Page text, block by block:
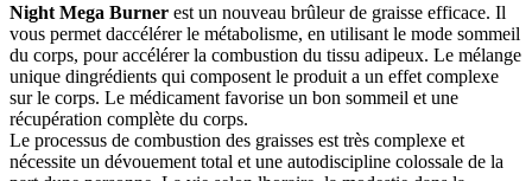
Night Mega Burner est un nouveau brûleur de graisse efficace. Il
vous permet daccélérer le métabolisme, en utilisant le mode sommeil
du corps, pour accélérer la combustion du tissu adipeux. Le mélange
unique dingrédients qui composent le produit a un effet complexe
sur le corps. Le médicament favorise un bon sommeil et une
récupération complète du corps.
Le processus de combustion des graisses est très complexe et
nécessite un dévouement total et une autodiscipline colossale de la